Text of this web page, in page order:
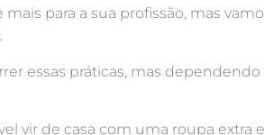
para a sua profissão, mas
essas práticas, mas
vir de casa com uma roupa extra